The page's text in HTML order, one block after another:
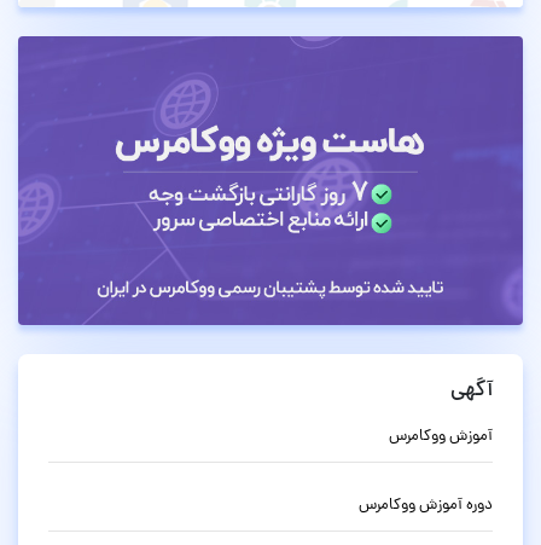
آگهی
آموزش ووکامرس
دوره آموزش ووکامرس